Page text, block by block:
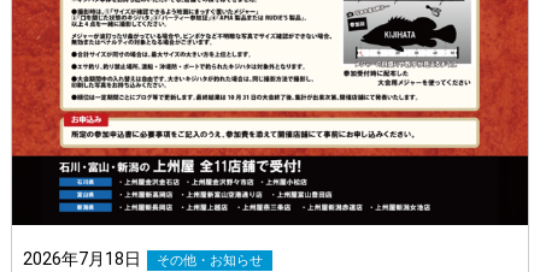
2026年7月18日 その他・お知らせ